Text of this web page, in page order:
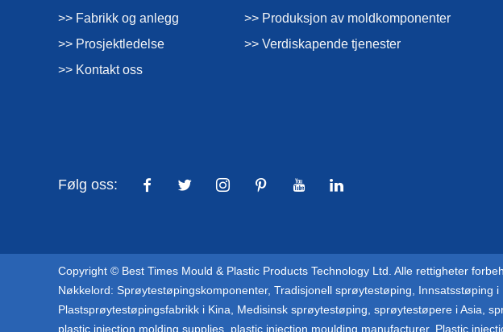
>> Fabrikk og anlegg
>> Prosjektledelse
>> Kontakt oss
>> Produksjon av moldkomponenter
>> Verdiskapende tjenester
Følg oss:
Copyright © Best Times Mould & Plastic Products Technology Ltd. Alle rettigheter
Nøkkelord: Sprøytestøpingskomponenter, Tradisjonell sprøytestøping Innsatsstøping i
Plastsprøytestøpingsfabrikk i Kina
Medisinsk sprøytestøping sprøytestøpere i Asia
plastic injection molding supplies plastic injection moulding manufacturer, Plastic